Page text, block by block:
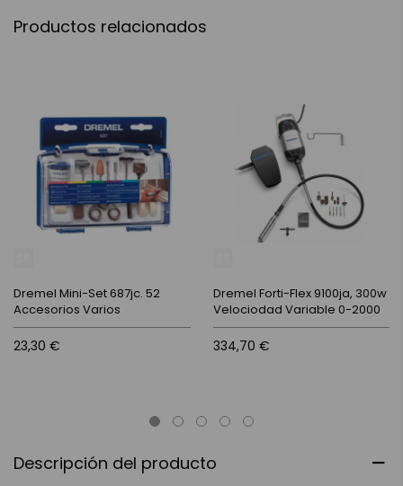
Descripción del producto
Productos relacionados
Dremel Mini-Set 687jc. 52
Accesorios Varios
23,30 €
Dremel Forti-Flex 9100ja, 300w
Velociodad Variable 0-2000
334,70 €